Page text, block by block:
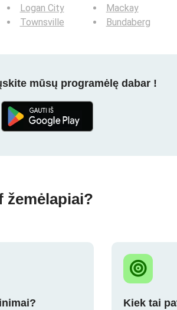
Logan City
Townsville
Mackay
Bundaberg
mūsų programėlę dabar !
žemėlapiai?
Kiek tai